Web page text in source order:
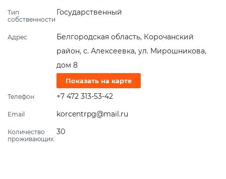
Тип
собственности
Государственный
Адрес
Белгородская область, Корочанский
район, с. Алексеевка, ул. Мирошникова,
дом 8
Показать на карте
Телефон +7 472 313-53-42
Email korcentrpg@mail.ru
Количество
проживающих
30